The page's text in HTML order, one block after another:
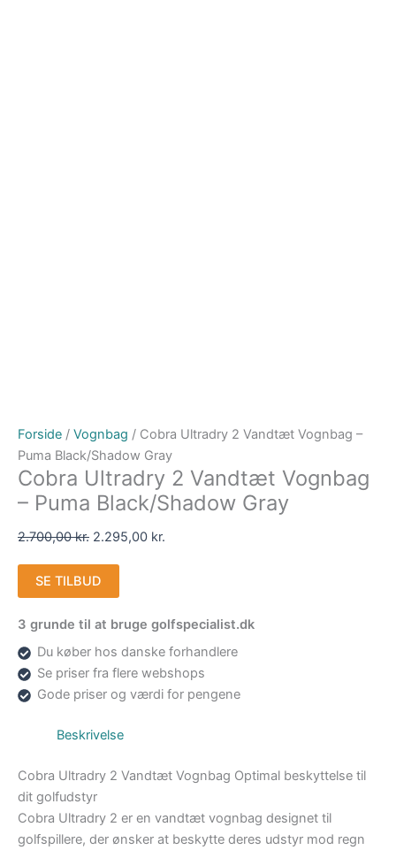
Forside / Vognbag / Cobra Ultradry 2 Vandtæt Vognbag –
Puma Black/Shadow Gray
Cobra Ultradry 2 Vandtæt Vognbag
– Puma Black/Shadow Gray
2.700,00kr. 2.295,00 kr.
SE TILBUD
3 grunde til at bruge golfspecialist.dk
Du køber hos danske forhandlere
Se priser fra flere webshops
Gode priser og værdi for pengene
Beskrivelse
Cobra Ultradry 2 Vandtæt Vognbag Optimal beskyttelse til
dit golfudstyr
Cobra Ultradry 2 er en vandtæt vognbag designet til
golfspillere, der ønsker at beskytte deres udstyr mod regn